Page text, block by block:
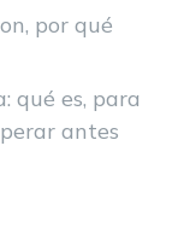
por qué
qué es, para
antes